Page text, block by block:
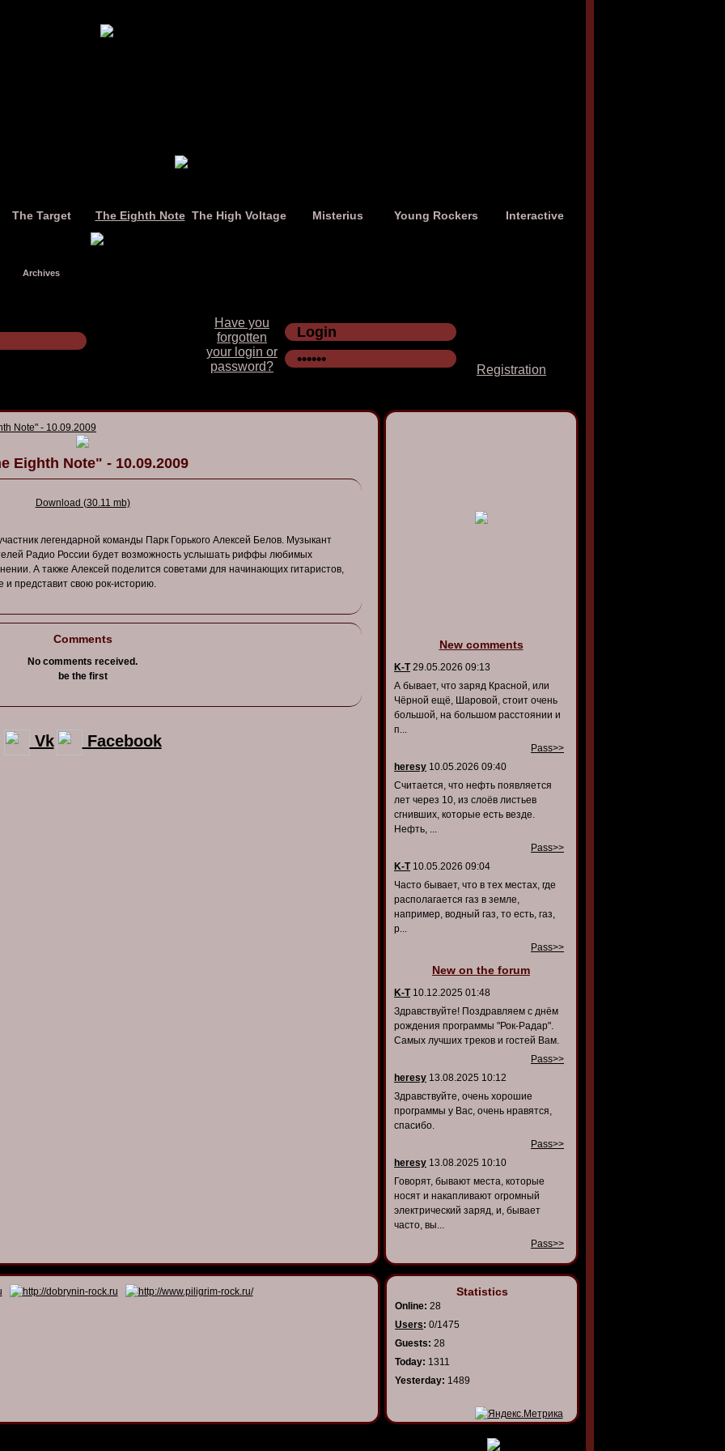
The Target The Eighth Note The High Voltage Misterius Young Rockers Interactive
Archives
Have you
forgotten
your login or
password?
Registration
Note" - 10.09.2009
Eighth Note" - 10.09.2009
Download (30.11 mb)
легендарной команды Парк Горького Алексей Белов. Музыкант
Радио России будет возможность услышать риффы любимых
. А также Алексей поделится советами для начинающих гитаристов,
и представит свою рок-историю.
Comments
No comments received.
be the first
Vk Facebook
New comments
K-T29.05.2026 09:13
А бывает, что заряд Красной, или
Чёрной ещё, Шаровой, стоит очень
большой, на большом расстоянии и
п...
Pass>>
heresy 10.05.2026 09:40
Считается, что нефть появляется
лет через 10, из слоёв листьев
сгнивших, которые есть везде.
Нефть, ...
Pass>>
K-T10.05.2026 09:04
Часто бывает, что в тех местах, где
располагается газ в земле,
например, водный газ, то есть, газ,
р...
Pass>>
New on the forum
K-T10.12.2025 01:48
Здравствуйте! Поздравляем с днём
рождения программы "Рок-Радар".
Самых лучших треков и гостей Вам.
Pass>>
heresy 13.08.2025 10:12
Здравствуйте, очень хорошие
программы у Вас, очень нравятся,
спасибо.
Pass>>
heresy 13.08.2025 10:10
Говорят, бывают места, которые
носят и накапливают огромный
электрический заряд, и, бывает
часто, вы...
Pass>>
Statistics
Online: 28
Users: 0/1475
Guests: 28
Today: 1311
Yesterday: 1489